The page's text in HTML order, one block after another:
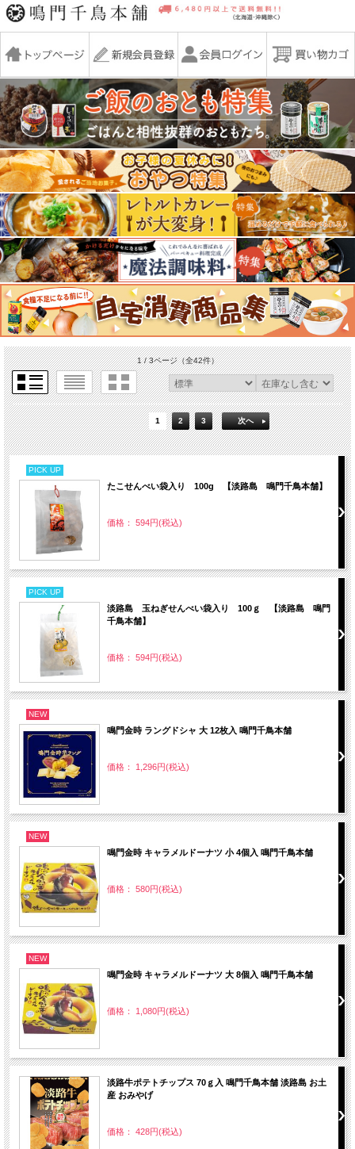
1 / 3ページ（全42件）
1 2 3 次へ
PICK UP
たこせんべい袋入り 100g 【淡路島 鳴門千鳥本舗】
価格： 594円(税込)
PICK UP
淡路島 玉ねぎせんべい袋入り 100ｇ 【淡路島 鳴門
千鳥本舗】
価格： 594円(税込)
NEW
鳴門金時 ラングドシャ 大 12枚入 鳴門千鳥本舗
価格： 1,296円(税込)
NEW
鳴門金時 キャラメルドーナツ 小 4個入 鳴門千鳥本舗
価格： 580円(税込)
NEW
鳴門金時 キャラメルドーナツ 大 8個入 鳴門千鳥本舗
価格： 1,080円(税込)
淡路牛ポテトチップス 70ｇ入 鳴門千鳥本舗 淡路島 お土
産 おみやげ
価格： 428円(税込)